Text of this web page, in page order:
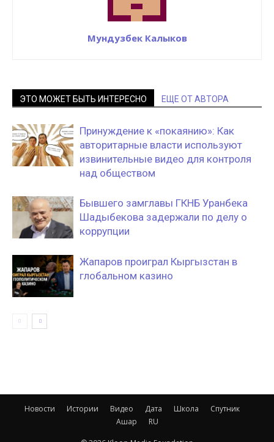
Мундузбек Калыков
ЭТО МОЖЕТ БЫТЬ ИНТЕРЕСНО ЕЩЕ ОТ АВТОРА
Принуждение к «покаянию»: Как
авторитарные власти используют
извинительные видео для контроля
над обществом
Бывшего замглавы ГКНБ Уранбека
Шадыбекова задержали по делу о
коррупции
Жапаров проиграл Кыргызстан в
глобальном казино
Новости Истории Видео Дата Школа
Спутник
Ашар
RU